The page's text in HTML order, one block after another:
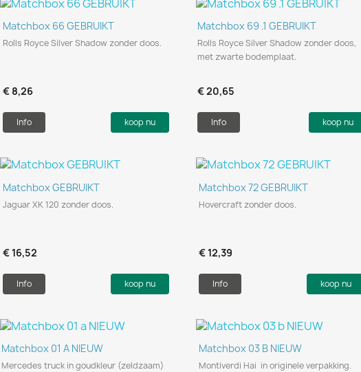
Snel bekijken
Matchbox 66 GEBRUIKT
Rolls Royce Silver Shadow zonder doos.
€ 8,26
Info koop nu
Snel bekijken
Matchbox 69 .1 GEBRUIKT
Rolls Royce Silver Shadow zonder doos,
met zwarte bodemplaat.
€ 20,65
Info koop nu
Snel bekijken
Matchbox GEBRUIKT
Jaguar XK 120 zonder doos.
€ 16,52
Info koop nu
Snel bekijken
Matchbox 72 GEBRUIKT
Hovercraft zonder doos.
€ 12,39
Info koop nu
Snel bekijken
Matchbox 01 A NIEUW
Mercedes truck in goudkleur (zeldzaam)
Snel bekijken
Matchbox 03 B NIEUW
Montiverdi Hai in originele verpakking.